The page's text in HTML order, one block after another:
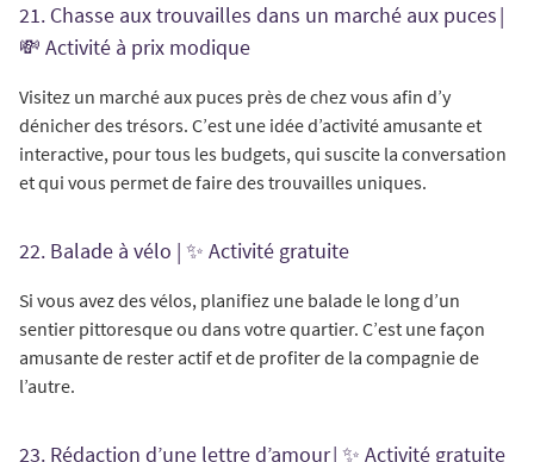
21. Chasse aux trouvailles dans un marché aux puces |
💸 Activité à prix modique
Visitez un marché aux puces près de chez vous afin d’y
dénicher des trésors. C’est une idée d’activité amusante et
interactive, pour tous les budgets, qui suscite la conversation
et qui vous permet de faire des trouvailles uniques.
22. Balade à vélo | ✨ Activité gratuite
Si vous avez des vélos, planifiez une balade le long d’un
sentier pittoresque ou dans votre quartier. C’est une façon
amusante de rester actif et de profiter de la compagnie de
l’autre.
23. Rédaction d’une lettre d’amour | ✨ Activité gratuite